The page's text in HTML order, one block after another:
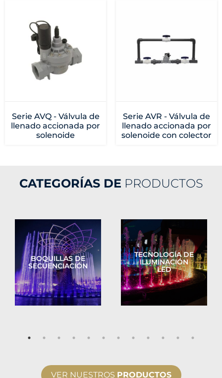
Serie AVQ - Válvula de
llenado accionada por
solenoide
Serie AVR - Válvula de
llenado accionada por
solenoide con colector
CATEGORÍAS DE PRODUCTOS
BOQUILLAS DE
SECUENCIACIÓN
TECNOLOGÍA DE
ILUMINACIÓN
LED
VER NUESTROS PRODUCTOS